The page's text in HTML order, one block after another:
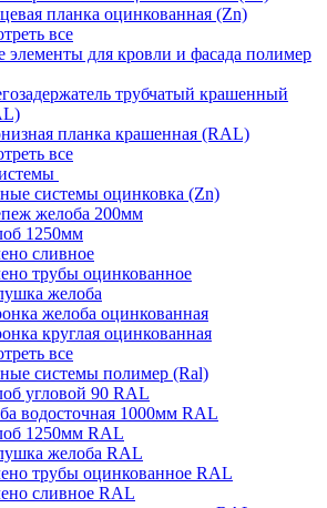
планка оцинкованная (Zn)
все
элементы для кровли и фасада полимер
трубчатый крашенный
планка крашенная (RAL)
все
системы оцинковка (Zn)
желоба 200мм
1250мм
сливное
трубы оцинкованное
желоба
желоба оцинкованная
круглая оцинкованная
все
системы полимер (Ral)
угловой 90 RAL
водосточная 1000мм RAL
1250мм RAL
желоба RAL
трубы оцинкованное RAL
сливное RAL